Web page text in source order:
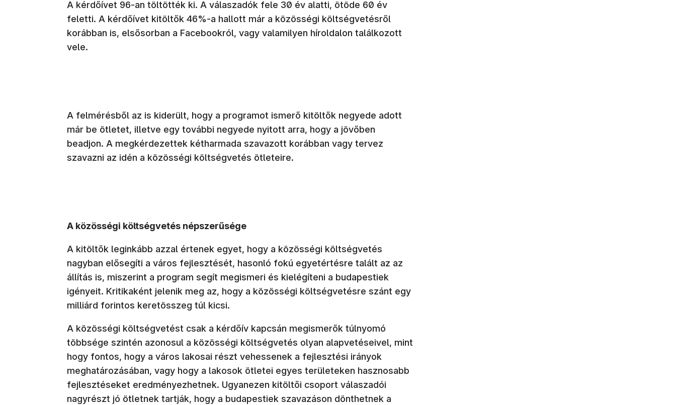
A kérdőívet 96-an töltötték ki. A válaszadók fele 30 év alatti, ötöde 60 év
feletti. A kérdőívet kitöltők 46%-a hallott már a közösségi költségvetésről
korábban is, elsősorban a Facebookról, vagy valamilyen híroldalon találkozott
vele.
A felmérésből az is kiderült, hogy a programot ismerő kitöltők negyede adott
már be ötletet, illetve egy további negyede nyitott arra, hogy a jövőben
beadjon. A megkérdezettek kétharmada szavazott korábban vagy tervez
szavazni az idén a közösségi költségvetés ötleteire.
A közösségi költségvetés népszerűsége
A kitöltők leginkább azzal értenek egyet, hogy a közösségi költségvetés
nagyban elősegíti a város fejlesztését, hasonló fokú egyetértésre talált az az
állítás is, miszerint a program segít megismeri és kielégíteni a budapestiek
igényeit. Kritikaként jelenik meg az, hogy a közösségi költségvetésre szánt egy
milliárd forintos keretösszeg túl kicsi.
A közösségi költségvetést csak a kérdőív kapcsán megismerők túlnyomó
többsége szintén azonosul a közösségi költségvetés olyan alapvetéseivel, mint
hogy fontos, hogy a város lakosai részt vehessenek a fejlesztési irányok
meghatározásában, vagy hogy a lakosok ötletei egyes területeken hasznosabb
fejlesztéseket eredményezhetnek. Ugyanezen kitöltői csoport válaszadói
nagyrészt jó ötletnek tartják, hogy a budapestiek szavazáson dönthetnek a